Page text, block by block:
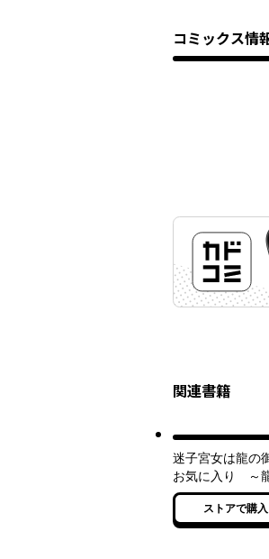
コミックス情
関連書籍
迷子宮女は龍の
お気に入り ～龍
後宮事件帳～
ストアで購入